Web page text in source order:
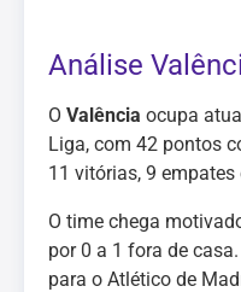
Análise
O Valência ocupa
Liga, com 42 pontos
11 vitórias, 9
O time chega
por 0 a 1 fora de
para o Atlético de